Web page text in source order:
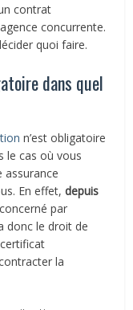
contrat
concurrente.
quoi faire.
dans quel
n’est obligatoire
le cas où vous
assurance
En effet,depuis
par
donc le droit de
la